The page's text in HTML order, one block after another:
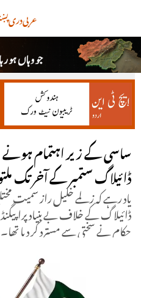
دریعربی
ساسی کے زیر اہتمام ہونے
ڈائیلاگ ستمبر کے آخر تک
یاد رہے کہ زلمے خلیل راز
ڈائیلاگ کے خلاف بے بنیاد پراپیگنڈا
حکام نے سختی سے مسترد کر دیا تھا۔